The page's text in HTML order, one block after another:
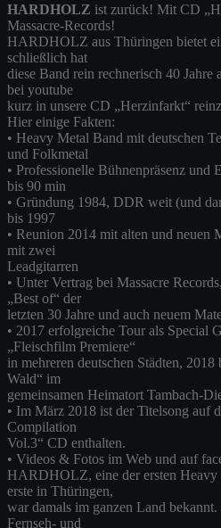
HARDHOLZ ist zurück! Mit CD
Massacre-Records!
HARDHOLZ aus Thüringen bietet
schließlich hat
diese Band rein rechnerisch 40
bei youtube
kurz in unsere CD „Herzinfarkt“
Hier einige Fakten:
• Heavy Metal Band mit deutschen
und Folkmetal
• Professionelle Bühnenpräsenz und
bis 90 min
• Gründung 1984, DDR weit (und
bis 1997
• Reunion 2014 mit alten und neuen
mit zwei
Leadgitarren
• Unter Vertrag bei Massacre
„Best of“ der
letzten 30 Jahre und auch neuem
• 2017 erfolgreiche Tour als Special
„Fleischfilm Premiere“
in mehreren deutschen Städten,
Wald“ im
gemeinsamen Heimatort Tambach-
• Im März 2018 ist der Titelsong auf
Compilation
Vol.3“ CD enthalten.
• Videos & Fotos im Web und auf
HARDHOLZ, eine der ersten
erste in Thüringen,
war damals im ganzen Land
Fernseh- und